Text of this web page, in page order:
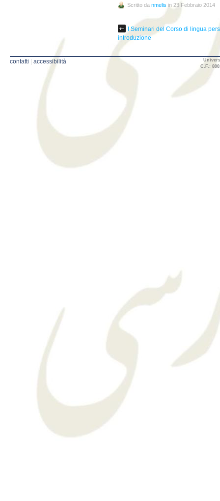
Scritto da nmelis in 23 Febbraio 2014
I Seminari del Corso di lingua
introduzione
contatti | accessibilità
C.F.: